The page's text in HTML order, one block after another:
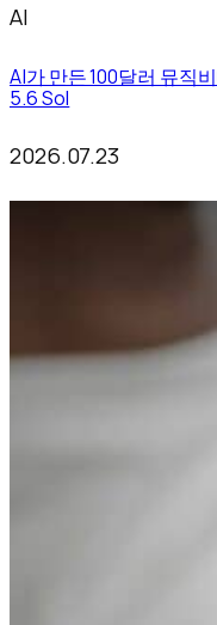
AI
AI가 만든 100달러 뮤직
5.6 Sol
2026.07.23